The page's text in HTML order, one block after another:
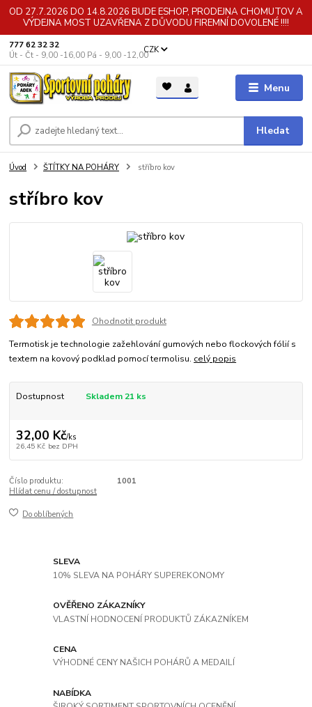
OD 27.7.2026 DO 14.8.2026 BUDE ESHOP, PRODEJNA CHOMUTOV A
VÝDEJNA MOST UZAVŘENA Z DŮVODU FIREMNÍ DOVOLENÉ !!!!
Menu
CZK
Hledat
777 62 32 32
Út - Čt - 9,00 -16,00 Pá - 9,00 -12,00
Úvod ŠTÍTKY NA POHÁRY stříbro kov
stříbro kov
Ohodnotit produkt
Termotisk je technologie zažehlování gumových nebo flockových fólií s
textem na kovový podklad pomocí termolisu. celý popis
Dostupnost Skladem 21 ks
32,00 Kč/ks
26,45 Kč bez DPH
Číslo produktu:
1001
Hlídat cenu / dostupnost
Do oblíbených
SLEVA
10% SLEVA NA POHÁRY SUPEREKONOMY
OVĚŘENO ZÁKAZNÍKY
VLASTNÍ HODNOCENÍ PRODUKTŮ ZÁKAZNÍKEM
CENA
VÝHODNÉ CENY NAŠICH POHÁRŮ A MEDAILÍ
NABÍDKA